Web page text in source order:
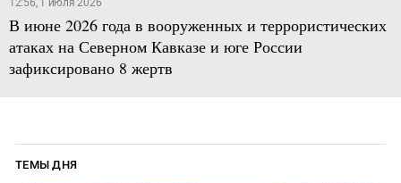
В июне 2026 года в вооруженных и террористических
атаках на Северном Кавказе и юге России
зафиксировано 8 жертв
ТЕМЫ ДНЯ